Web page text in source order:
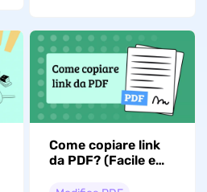
Come copiare link
da PDF? (Facile e